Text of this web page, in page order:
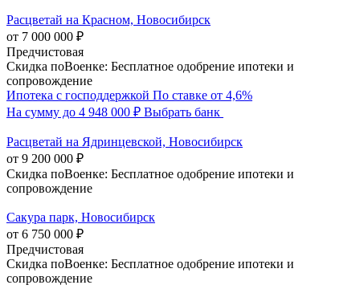
Расцветай на Красном, Новосибирск
от 7 000 000 ₽
Предчистовая
Скидка поВоенке: Бесплатное одобрение ипотеки и
сопровождение
Ипотека с господдержкой По ставке от 4,6%
На сумму до 4 948 000 ₽ Выбрать банк
Расцветай на Ядринцевской, Новосибирск
от 9 200 000 ₽
Скидка поВоенке: Бесплатное одобрение ипотеки и
сопровождение
Сакура парк, Новосибирск
от 6 750 000 ₽
Предчистовая
Скидка поВоенке: Бесплатное одобрение ипотеки и
сопровождение